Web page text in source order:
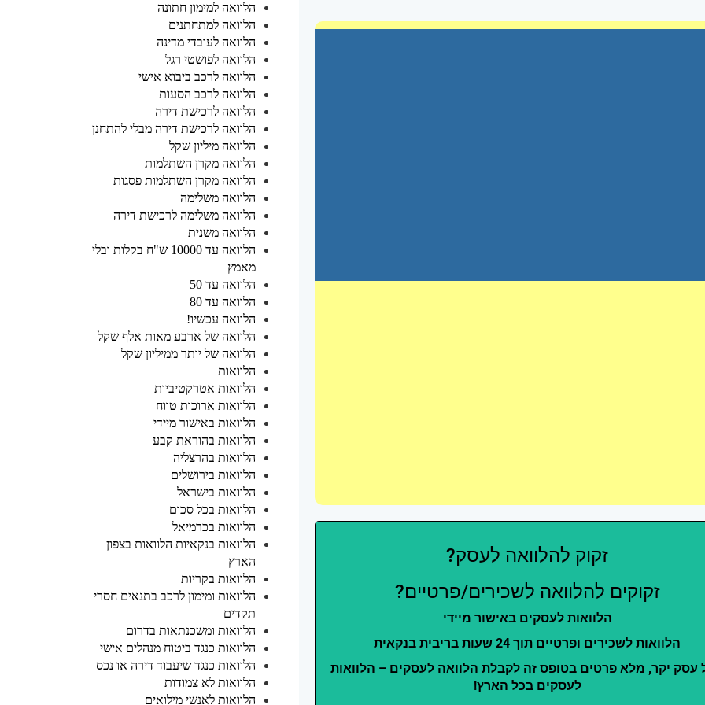
זקוק להלוואה לעסק?
זקוקים להלוואה לשכירים/פרטיים?
הלוואות לעסקים באישור מיידי
הלוואות לשכירים ופרטיים תוך 24 שעות בריבית בנקאית
עסק יקר, מלא פרטים בטופס זה לקבלת הלוואה לעסקים – הלוואות
לעסקים בכל הארץ!
הלוואה למימון חתונה
הלוואה למתחתנים
הלוואה לעובדי מדינה
הלוואה לפושטי רגל
הלוואה לרכב ביבוא אישי
הלוואה לרכב הסעות
הלוואה לרכישת דירה
הלוואה לרכישת דירה מבלי להתחנן
הלוואה מיליון שקל
הלוואה מקרן השתלמות
הלוואה מקרן השתלמות פסגות
הלוואה משלימה
הלוואה משלימה לרכישת דירה
הלוואה משנית
הלוואה עד 10000 ש"ח בקלות ובלי
מאמץ
הלוואה עד 50
הלוואה עד 80
הלוואה עכשיו!
הלוואה של ארבע מאות אלף שקל
הלוואה של יותר ממיליון שקל
הלוואות
הלוואות אטרקטיביות
הלוואות ארוכות טווח
הלוואות באישור מיידי
הלוואות בהוראת קבע
הלוואות בהרצליה
הלוואות בירושלים
הלוואות בישראל
הלוואות בכל סכום
הלוואות בכרמיאל
הלוואות בנקאיות הלוואות בצפון
הארץ
הלוואות בקריות
הלוואות ומימון לרכב בתנאים חסרי
תקדים
הלוואות ומשכנתאות בדרום
הלוואות כנגד ביטוח מנהלים אישי
הלוואות כנגד שיעבוד דירה או נכס
הלוואות לא צמודות
הלוואות לאנשי מילואים